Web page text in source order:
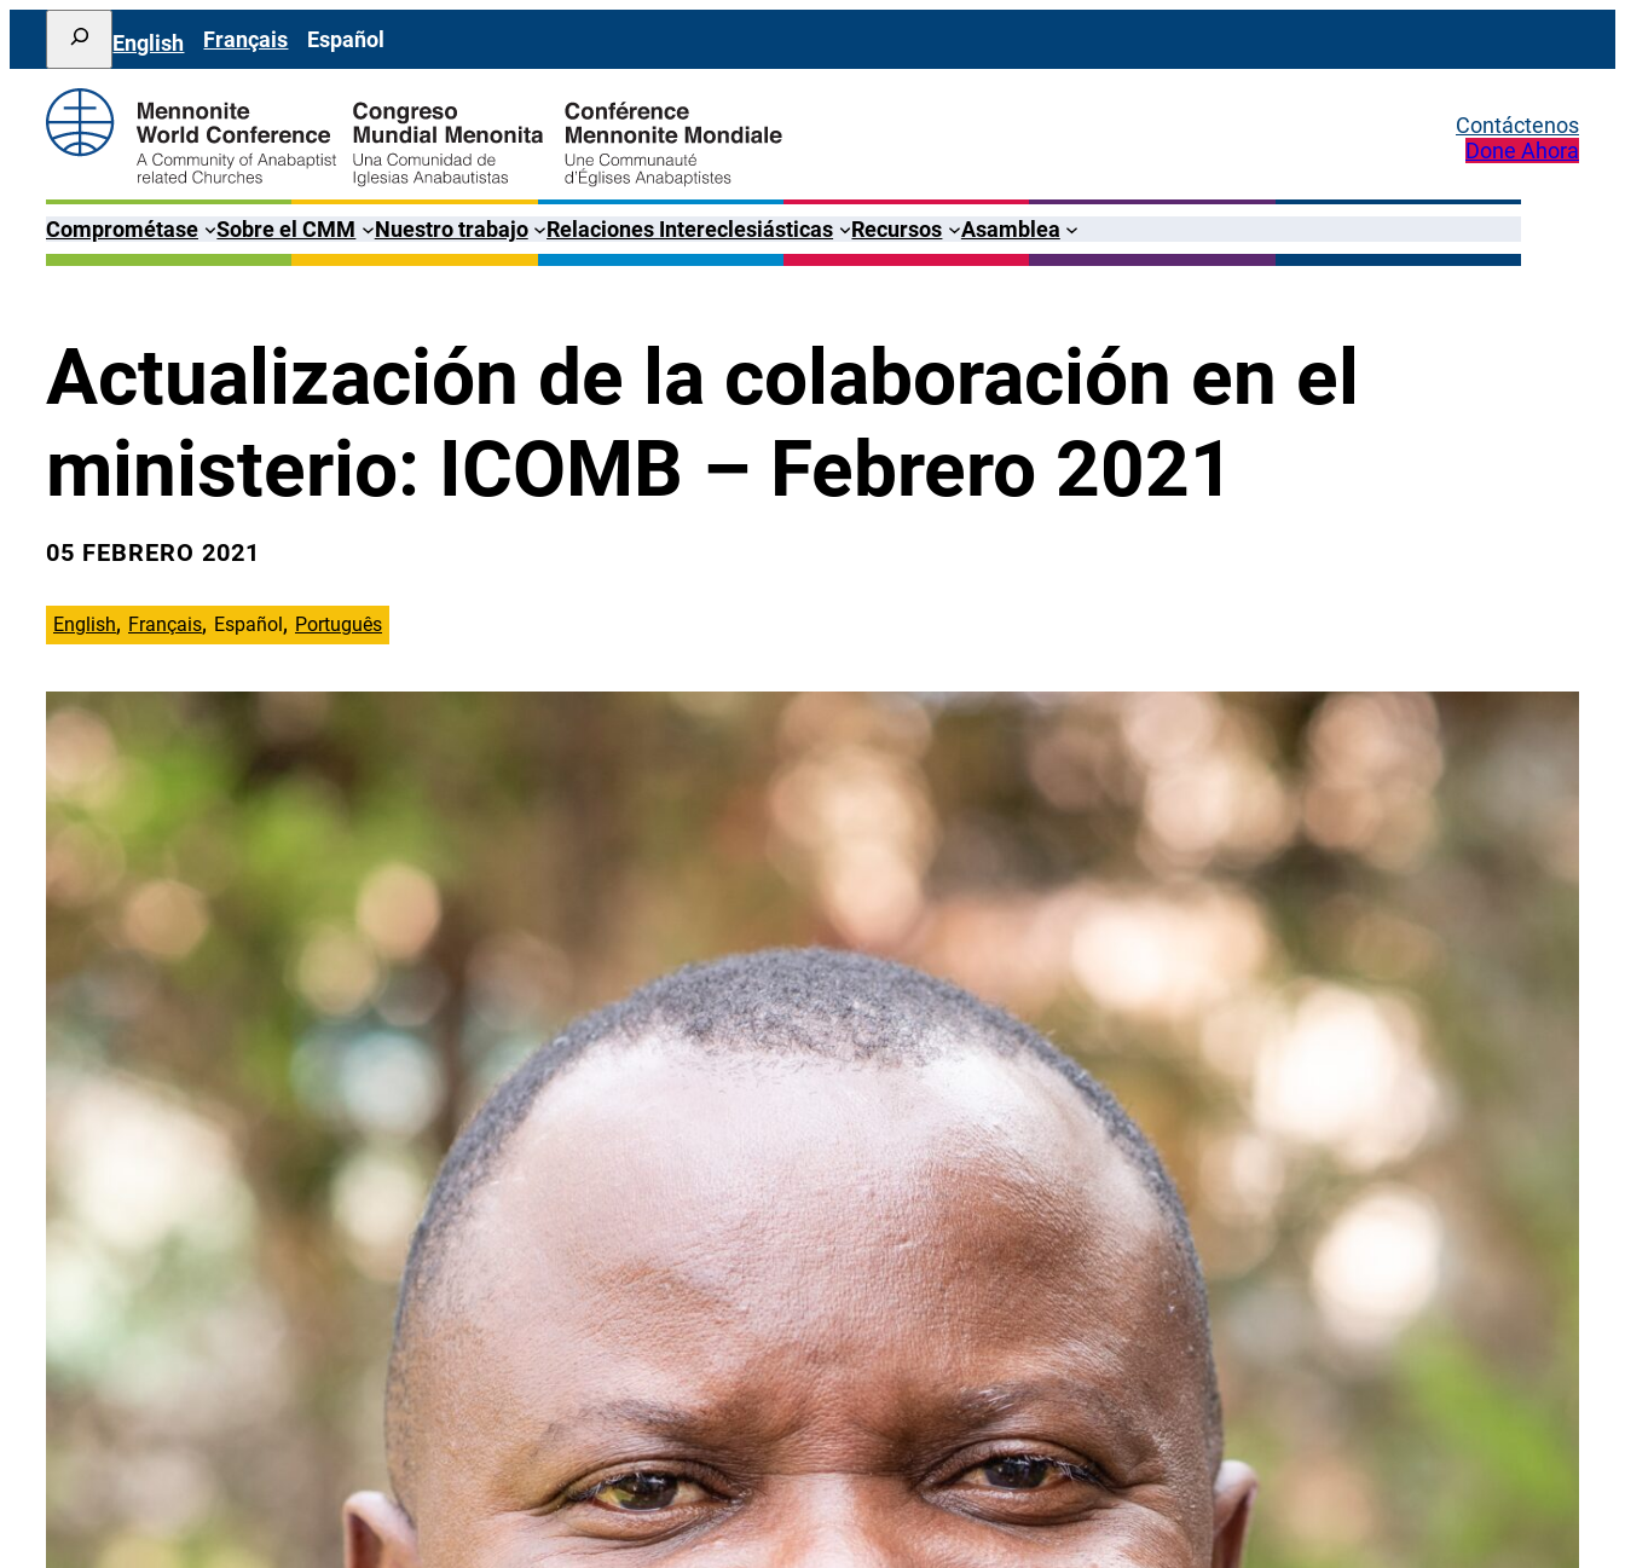
Saltar
contenido
Search
English Français Español
Contáctenos
Done Ahora
Comprométase Sobre el CMM Nuestro trabajo Relaciones Intereclesiásticas Recursos Asamblea
Actualización de la colaboración en el
ministerio: ICOMB – Febrero 2021
05 FEBRERO 2021
English Français Español Português